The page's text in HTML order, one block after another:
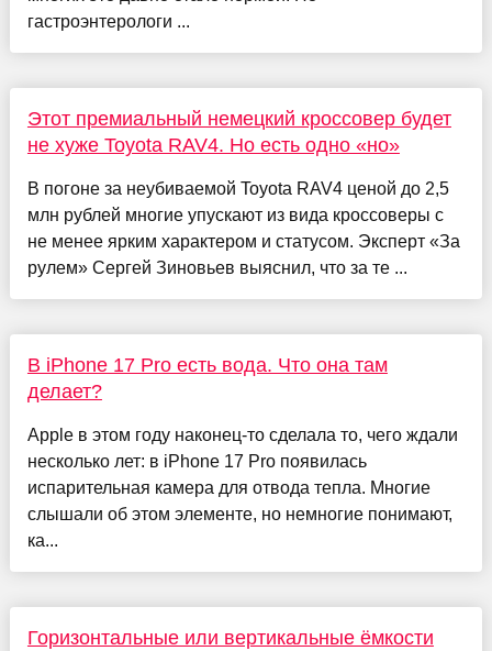
гастроэнтерологи ...
Этот премиальный немецкий кроссовер будет
не хуже Toyota RAV4. Но есть одно «но»
В погоне за неубиваемой Toyota RAV4 ценой до 2,5
млн рублей многие упускают из вида кроссоверы с
не менее ярким характером и статусом. Эксперт «За
рулем» Сергей Зиновьев выяснил, что за те ...
В iPhone 17 Pro есть вода. Что она там
делает?
Apple в этом году наконец-то сделала то, чего ждали
несколько лет: в iPhone 17 Pro появилась
испарительная камера для отвода тепла. Многие
слышали об этом элементе, но немногие понимают,
ка...
Горизонтальные или вертикальные ёмкости